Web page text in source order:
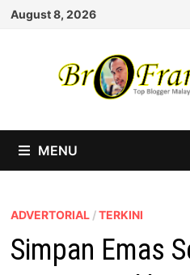
Skip
August 8, 2026
MENU
ADVERTORIAL /TERKINI
Simpan Emas